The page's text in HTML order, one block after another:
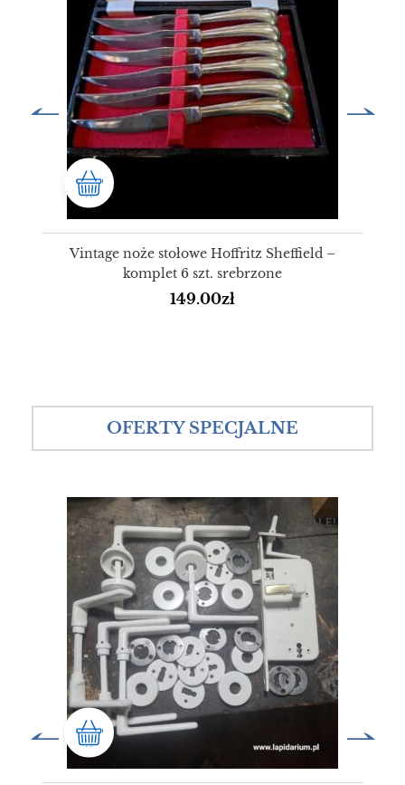
Vintage noże stołowe Hoffritz Sheffield –
komplet 6 szt. srebrzone
149.00zł
OFERTY SPECJALNE
SALE!